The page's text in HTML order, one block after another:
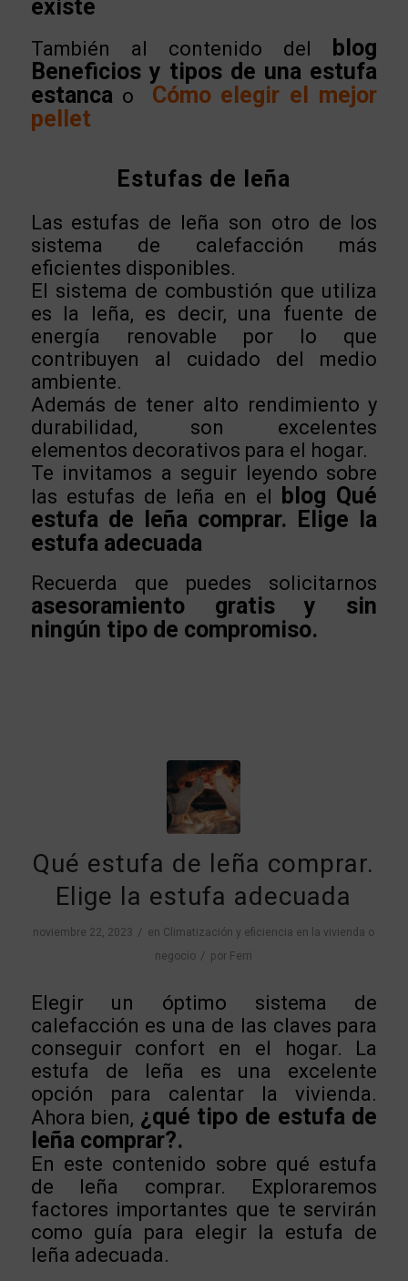
existe
También al contenido del blog
Beneficios y tipos de una estufa
estanca o Cómo elegir el mejor
pellet
Estufas de leña
Las estufas de leña son otro de los
sistema de calefacción más
eficientes disponibles.
El sistema de combustión que utiliza
es la leña, es decir, una fuente de
energía renovable por lo que
contribuyen al cuidado del medio
ambiente.
Además de tener alto rendimiento y
durabilidad, son excelentes
elementos decorativos para el hogar.
Te invitamos a seguir leyendo sobre
las estufas de leña en el
blog Qué
estufa de leña comprar. Elige la
estufa adecuada
Recuerda que puedes solicitarnos
asesoramiento gratis y sin
ningún tipo de compromiso.
Qué estufa de leña comprar.
Elige la estufa adecuada
noviembre 22, 2023 / en Climatización y eficiencia en la vivienda o
negocio / por Ferri
Elegir un óptimo sistema de
calefacción es una de las claves para
conseguir confort en el hogar. La
estufa de leña es una excelente
opción para calentar la vivienda.
Ahora bien, ¿qué tipo de estufa de
leña comprar?.
En este contenido sobre qué estufa
de leña comprar. Exploraremos
factores importantes que te servirán
como guía para elegir la estufa de
leña adecuada.